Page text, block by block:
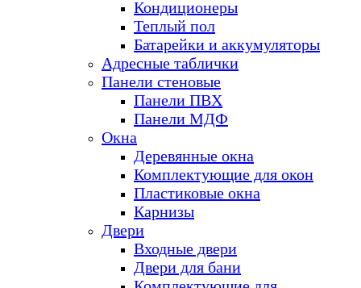
Кондиционеры
Теплый пол
Батарейки и аккумуляторы
Адресные таблички
Панели стеновые
Панели ПВХ
Панели МДФ
Окна
Деревянные окна
Комплектующие для окон
Пластиковые окна
Карнизы
Двери
Входные двери
Двери для бани